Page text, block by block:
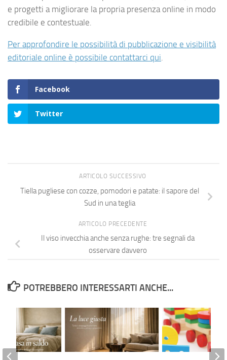
e progetti a migliorare la propria presenza online in modo
credibile e contestuale.
Per approfondire le possibilità di pubblicazione e visibilità
editoriale online è possibile contattarci qui
Facebook
Twitter
ARTICOLO SUCCESSIVO
Tiella pugliese con cozze, pomodori e patate: il sapore del
Sud in una teglia
ARTICOLO PRECEDENTE
Il viso invecchia anche senza rughe: tre segnali da
osservare davvero
POTREBBERO INTERESSARTI ANCHE...